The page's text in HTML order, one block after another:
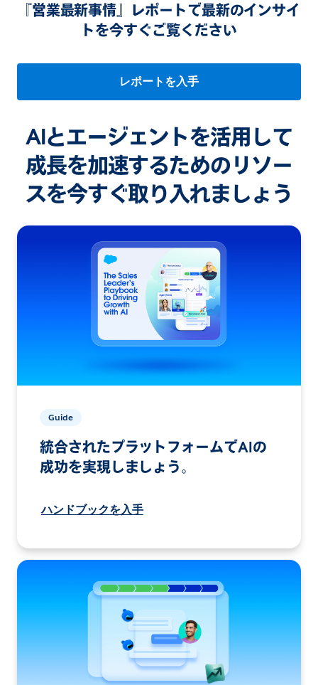
『営業最新事情』レポートで最新のインサイ
トを今すぐご覧ください
レポートを入手
AIとエージェントを活用して
成長を加速するためのリソー
スを今すぐ取り入れましょう
Guide
統合されたプラットフォームでAIの
成功を実現しましょう。
ハンドブックを入手